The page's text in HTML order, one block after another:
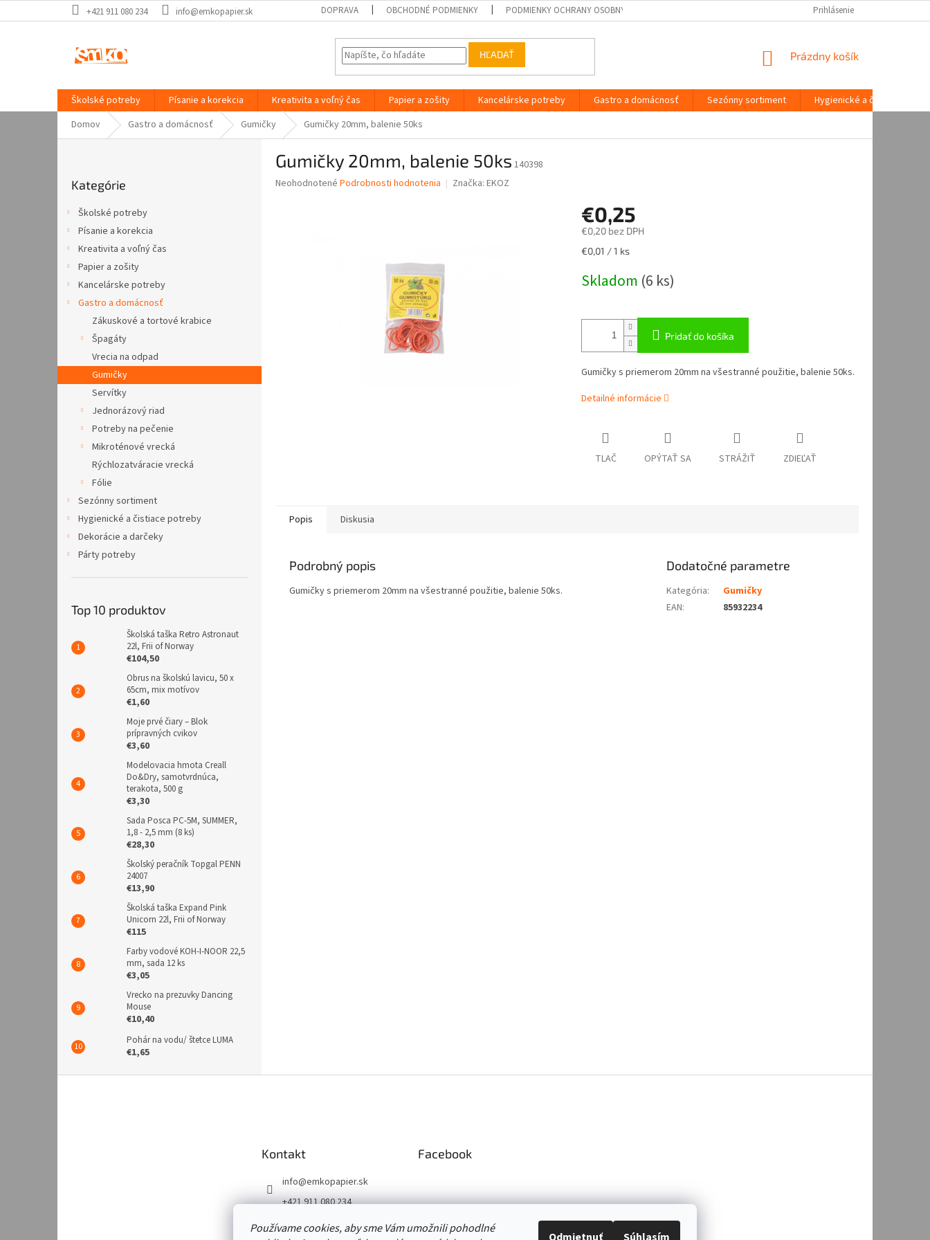
Používame cookies, aby sme Vám umožnili pohodlné
na
+421 911 080 234 info@emkopapier.sk DOPRAVA OBCHODNÉ PODMIENKY PODMIENKY OCHRANY OSOBNÝCH ÚDAJOV Prihlásenie
HĽADAŤ
NÁKUPNÝ
Prázdny košík
Školské potreby Písanie a korekcia Kreativita a voľný čas Papier a zošity Kancelárske potreby Gastro a domácnosť Sezónny sortiment
Hygienické a čistiace
Domov
Gastro a domácnosť Gumičky Gumičky 20mm, balenie 50ks
kategórie
Kategórie
Školské potreby
Písanie a korekcia
Kreativita a voľný čas
Papier a zošity
Kancelárske potreby
Gastro a domácnosť
Zákuskové a tortové krabice
Špagáty
Vrecia na odpad
Gumičky
Servítky
Jednorázový riad
Potreby na pečenie
Mikroténové vrecká
Rýchlozatváracie vrecká
Fólie
Sezónny sortiment
Hygienické a čistiace potreby
Dekorácie a darčeky
Párty potreby
Top 10 produktov
Školská taška Retro Astronaut
22l, Frii of Norway
€104,50
Obrus na školskú lavicu, 50 x
65cm, mix motívov
€1,60
Moje prvé čiary – Blok
prípravných cvikov
€3,60
Modelovacia hmota Creall
Do&Dry, samotvrdnúca,
terakota, 500 g
€3,30
Sada Posca PC-5M, SUMMER,
1,8 - 2,5 mm (8 ks)
€28,30
Školský peračník Topgal PENN
24007
€13,90
Školská taška Expand Pink
Unicorn 22l, Frii of Norway
€115
Farby vodové KOH-I-NOOR 22,5
mm, sada 12 ks
€3,05
Vrecko na prezuvky Dancing
Mouse
€10,40
Pohár na vodu/ štetce LUMA
€1,65
Gumičky 20mm, balenie 50ks 140398
Priemerné
Neohodnotené Podrobnosti hodnotenia Značka: EKOZ
€0,25
€0,20 bez DPH
Jednotková
€0,01 / 1 ks
Skladom (6 ks)
Pridať do košíka
Gumičky s priemerom 20mm na všestranné použitie, balenie 50ks.
Detailné informácie
TLAČ OPÝTAŤ SA STRÁŽIŤ ZDIEĽAŤ
Popis Diskusia
Podrobný popis
Gumičky s priemerom 20mm na všestranné použitie, balenie 50ks.
Dodatočné parametre
Kategória:
Gumičky
EAN: 85932234
Kontakt
info@emkopapier.sk
+421 911 080 234
https://www.facebook.co
m/emkopapier/
Facebook